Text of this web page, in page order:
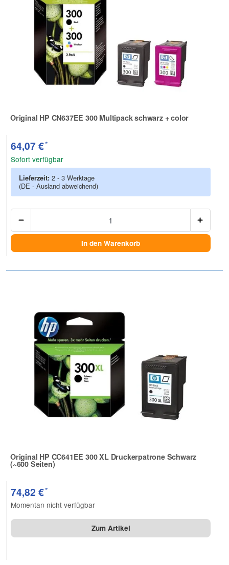
Original HP CN637EE 300 Multipack schwarz + color
Zur Artikelbewertung
64,07 €*
Sofort verfügbar
Lieferzeit: 2 - 3 Werktage
(DE - Ausland abweichend)
In den Warenkorb
Original HP CC641EE 300 XL Druckerpatrone Schwarz
(~600 Seiten)
Zur Artikelbewertung
74,82 €*
Momentan nicht verfügbar
Zum Artikel